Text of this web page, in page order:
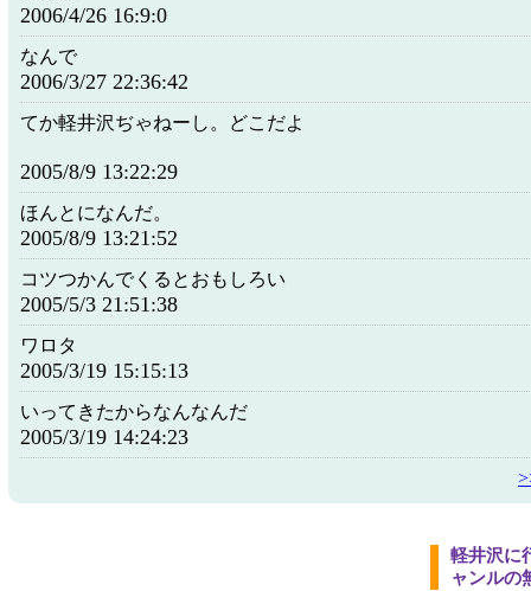
2006/4/26 16:9:0
なんで
2006/3/27 22:36:42
てか軽井沢ぢゃねーし。どこだよ
2005/8/9 13:22:29
ほんとになんだ。
2005/8/9 13:21:52
コツつかんでくるとおもしろい
2005/5/3 21:51:38
ワロタ
2005/3/19 15:15:13
いってきたからなんなんだ
2005/3/19 14:24:23
軽井沢に
ャンルの